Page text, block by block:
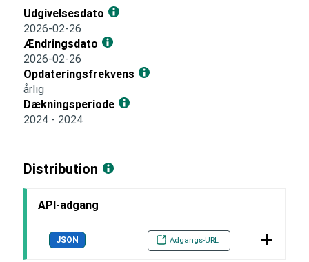
Udgivelsesdato
2026-02-26
Ændringsdato
2026-02-26
Opdateringsfrekvens
årlig
Dækningsperiode
2024 - 2024
Distribution
API-adgang
JSON Adgangs-URL